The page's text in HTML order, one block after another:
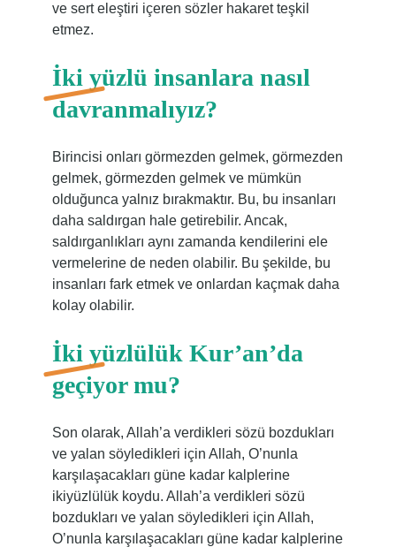
ve sert eleştiri içeren sözler hakaret teşkil
etmez.
İki yüzlü insanlara nasıl
davranmalıyız?
Birincisi onları görmezden gelmek, görmezden
gelmek, görmezden gelmek ve mümkün
olduğunca yalnız bırakmaktır. Bu, bu insanları
daha saldırgan hale getirebilir. Ancak,
saldırganlıkları aynı zamanda kendilerini ele
vermelerine de neden olabilir. Bu şekilde, bu
insanları fark etmek ve onlardan kaçmak daha
kolay olabilir.
İki yüzlülük Kur’an’da
geçiyor mu?
Son olarak, Allah’a verdikleri sözü bozdukları
ve yalan söyledikleri için Allah, O’nunla
karşılaşacakları güne kadar kalplerine
ikiyüzlülük koydu. Allah’a verdikleri sözü
bozdukları ve yalan söyledikleri için Allah,
O’nunla karşılaşacakları güne kadar kalplerine